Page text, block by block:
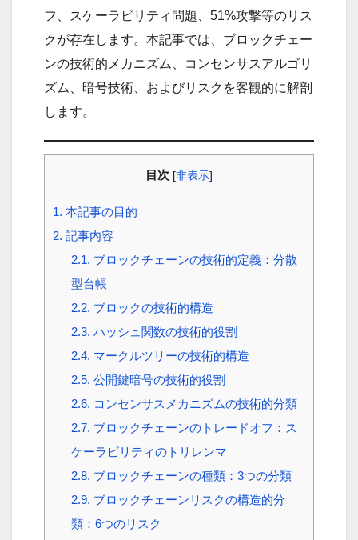
フ、スケーラビリティ問題、51%攻撃等のリス
クが存在します。本記事では、ブロックチェー
ンの技術的メカニズム、コンセンサスアルゴリ
ズム、暗号技術、およびリスクを客観的に解剖
します。
目次 [非表示]
1. 本記事の目的
2. 記事内容
2.1. ブロックチェーンの技術的定義：分散
型台帳
2.2. ブロックの技術的構造
2.3. ハッシュ関数の技術的役割
2.4. マークルツリーの技術的構造
2.5. 公開鍵暗号の技術的役割
2.6. コンセンサスメカニズムの技術的分類
2.7. ブロックチェーンのトレードオフ：ス
ケーラビリティのトリレンマ
2.8. ブロックチェーンの種類：3つの分類
2.9. ブロックチェーンリスクの構造的分
類：6つのリスク